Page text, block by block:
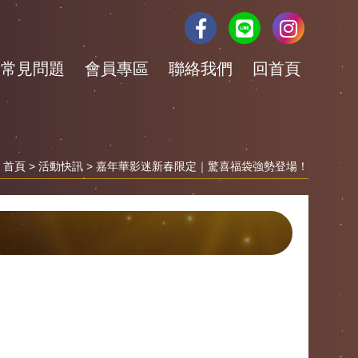
常見問題 會員專區 聯絡我們 回首頁
首頁 > 活動快訊 > 嘉年華影迷新春限定｜驚喜福袋強勢登場！